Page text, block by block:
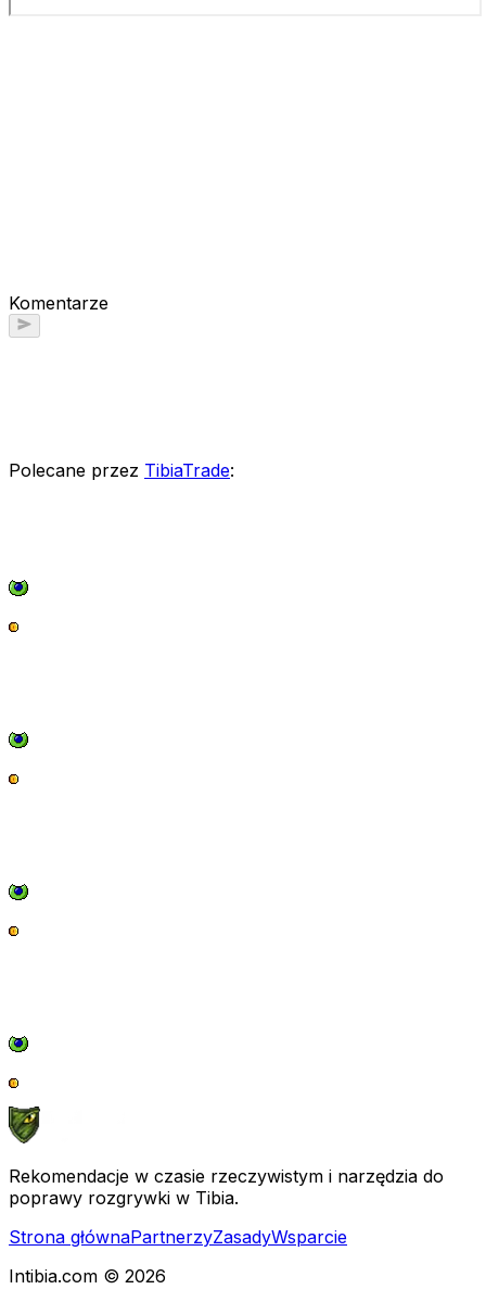
Komentarze
Polecane przez TibiaTrade:
Rekomendacje w czasie rzeczywistym i narzędzia do
poprawy rozgrywki w Tibia.
Strona głównaPartnerzyZasadyWsparcie
Intibia.com © 2026